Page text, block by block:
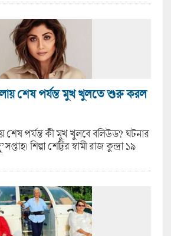
শেষ পর্যন্ত মুখ খুলতে শুরু করল
শেষ পর্যন্ত কী মুখ খুলবে বলিউড? ঘটনার
শিল্পা শেট্টির স্বামী রাজ কুন্দ্রা ১৯